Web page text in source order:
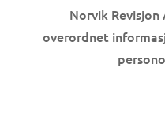
Norvik Revisjon
overordnet